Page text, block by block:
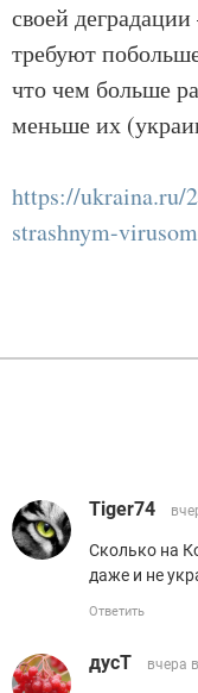
своей
требуют
что чем больше
меньше их
https://ukraina.ru/
strashnym-
Tiger74
Сколько на
даже и не
Ответить
дусТ вчера